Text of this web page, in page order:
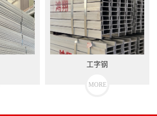
工字钢
MORE